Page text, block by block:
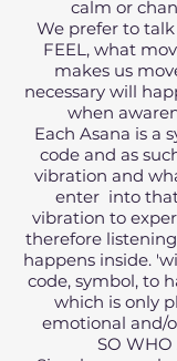
calm or
We prefer to talk
FEEL, what
makes us
necessary will
when
Each Asana is a
code and as
vibration and
enter into
vibration to
therefore
happens inside.
code, symbol, to
which is only
emotional and/
SO WHO